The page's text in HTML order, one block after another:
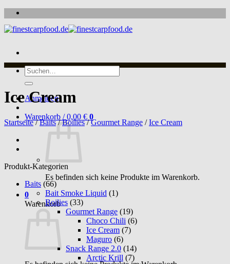
Zum
Inhalt
springen
Suche
nach:
Anmelden
Warenkorb /0,00 € 0
Es befinden sich keine Produkte im Warenkorb.
0
Warenkorb
Ice Cream
Startseite / Baits / Boilies / Gourmet Range / Ice Cream
Produkt-Kategorien
Baits (66)
Bait Smoke Liquid (1)
Boilies (33)
Gourmet Range (19)
Choco Chili (6)
Ice Cream (7)
Maguro (6)
Snack Range 2.0 (14)
Arctic Krill (7)